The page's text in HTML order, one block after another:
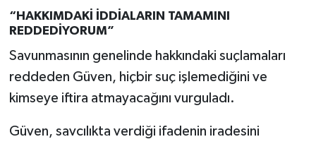
“HAKKIMDAKİ İDDİALARIN TAMAMINI
REDDEDİYORUM”
Savunmasının genelinde hakkındaki suçlamaları
reddeden Güven, hiçbir suç işlemediğini ve
kimseye iftira atmayacağını vurguladı.
Güven, savcılıkta verdiği ifadenin iradesini